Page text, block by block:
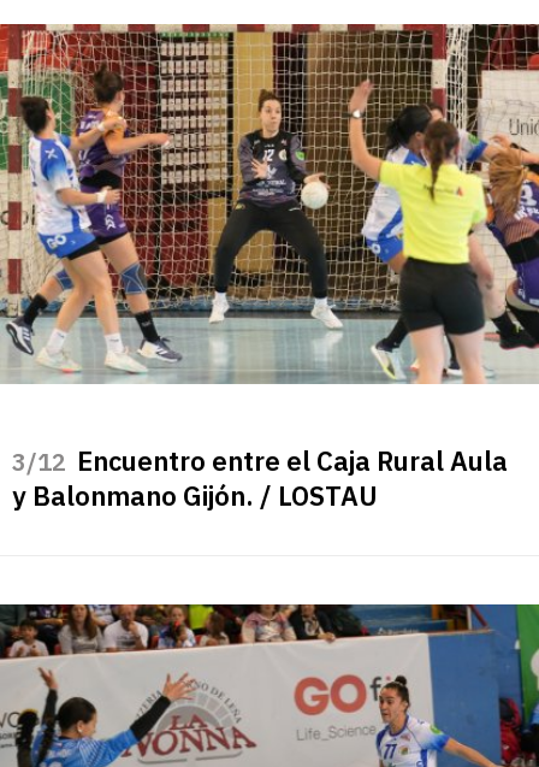
/12 Encuentro entre el Caja Rural Aula
y Balonmano Gijón. / LOSTAU